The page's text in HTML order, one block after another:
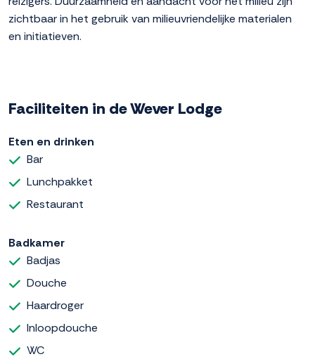
zichtbaar in het gebruik van milieuvriendelijke materialen
en initiatieven.
Faciliteiten in de Wever Lodge
Eten en drinken
Bar
Lunchpakket
Restaurant
Badkamer
Badjas
Douche
Haardroger
Inloopdouche
WC